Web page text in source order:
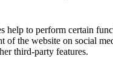
help to perform certain
of the website on social
third-party features.